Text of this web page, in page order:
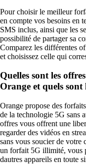
Pour choisir le meilleur
en compte vos besoins en
SMS inclus, ainsi que les
possibilité de partager sa
Comparez les différentes
et choisissez celle qui
Quelles sont les
Orange et quels sont
Orange propose des
de la technologie 5G sans
offres vous offrent une
regarder des vidéos en
sans vous soucier de votre
un forfait 5G illimité, vous
dautres appareils en toute